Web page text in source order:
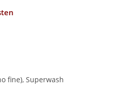
fine), Superwash